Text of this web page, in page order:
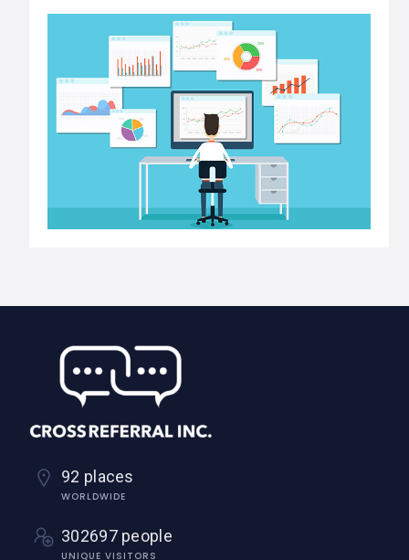
92 places
WORLDWIDE
302697 people
UNIQUE VISITORS